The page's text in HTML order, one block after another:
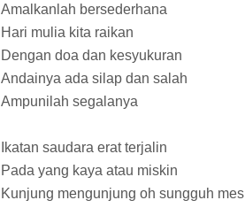
Amalkanlah bersederhana
Hari mulia kita raikan
Dengan doa dan kesyukuran
Andainya ada silap dan salah
Ampunilah segalanya
Ikatan saudara erat terjalin
Pada yang kaya atau miskin
Kunjung mengunjung oh sungguh